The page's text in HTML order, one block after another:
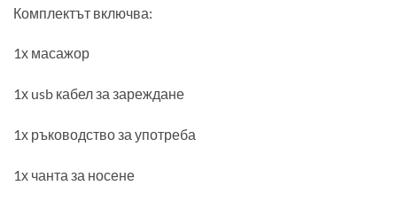
Комплектът включва:
1х масажор
1х usb кабел за зареждане
1х ръководство за употреба
1х чанта за носене